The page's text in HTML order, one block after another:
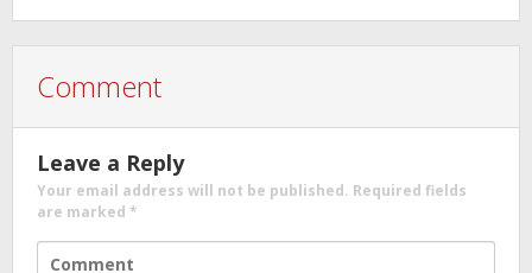
Comment
Leave a Reply
Your email address will not be published. Required fields
are marked *